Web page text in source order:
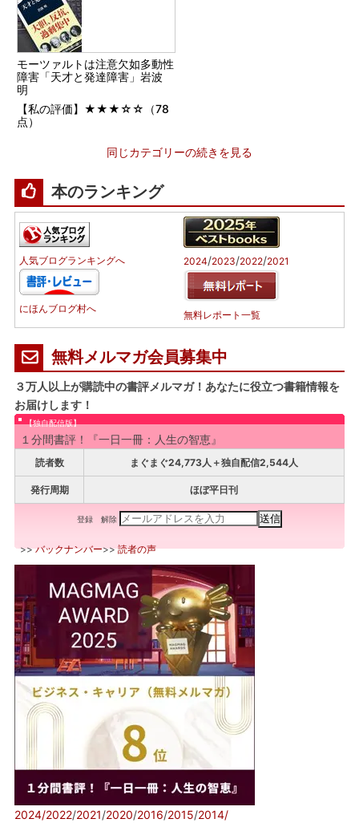
モーツァルトは注意欠如多動性
障害「天才と発達障害」岩波
明
【私の評価】★★★☆☆（78
点）
同じカテゴリーの続きを見る
本のランキング
人気ブログランキングへ
にほんブログ村へ
2024/2023/2022/2021
無料レポート一覧
無料メルマガ会員募集中
３万人以上が購読中の書評メルマガ！あなたに役立つ書籍情報を
お届けします！
【独自配信版】
１分間書評！『一日一冊：人生の智恵』
読者数 まぐまぐ24,773人＋独自配信2,544人
発行周期 ほぼ平日刊
登録 解除
>>バックナンバー>>読者の声
2024/2022/2021/2020/2016/2015/2014/